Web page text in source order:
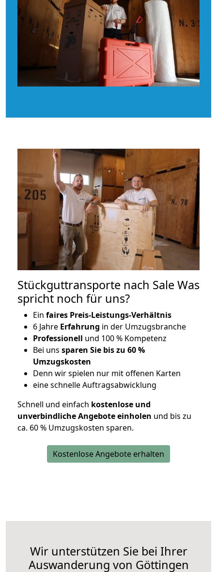
Stückguttransporte nach Sale Was
spricht noch für uns?
Ein faires Preis-Leistungs-Verhältnis
6 Jahre Erfahrung in der Umzugsbranche
Professionell und 100 % Kompetenz
Bei uns sparen Sie bis zu 60 %
Umzugskosten
Denn wir spielen nur mit offenen Karten
eine schnelle Auftragsabwicklung
Schnell und einfach kostenlose und
unverbindliche Angebote einholen und bis zu
ca. 60 % Umzugskosten sparen.
Kostenlose Angebote erhalten
Wir unterstützen Sie bei Ihrer
Auswanderung von Göttingen